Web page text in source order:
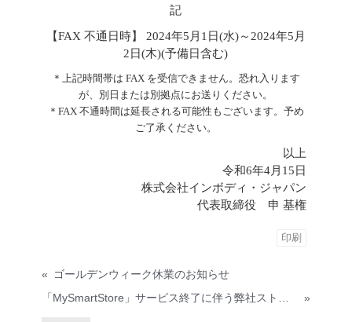
記
【FAX 不通日時】 2024年5月1日(水)～2024年5月
2日(木)(予備日含む)
＊上記時間帯は FAX を受信できません。恐れ入ります
が、別日または別拠点にお送りください。
＊FAX 不通時間は延長される可能性もございます。予め
ご了承ください。
以上
令和6年4月15日
株式会社インボディ・ジャパン
代表取締役 申 基権
印刷
«
ゴールデンウィーク休業のお知らせ
»